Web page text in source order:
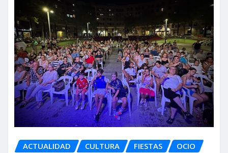
ACTUALIDAD CULTURA FIESTAS OCIO